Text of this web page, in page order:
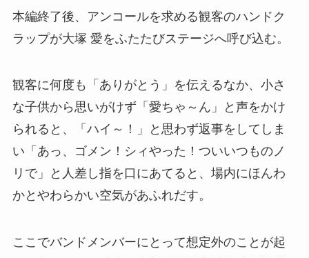
本編終了後、アンコールを求める観客のハンドク
ラップが大塚 愛をふたたびステージへ呼び込む。
観客に何度も「ありがとう」を伝えるなか、小さ
な子供から思いがけず「愛ちゃ～ん」と声をかけ
られると、「ハイ～！」と思わず返事をしてしま
い「あっ、ゴメン！シィやった！ついいつものノ
リで」と人差し指を口にあてると、場内にほんわ
かとやわらかい空気があふれだす。
ここでバンドメンバーにとって想定外のことが起